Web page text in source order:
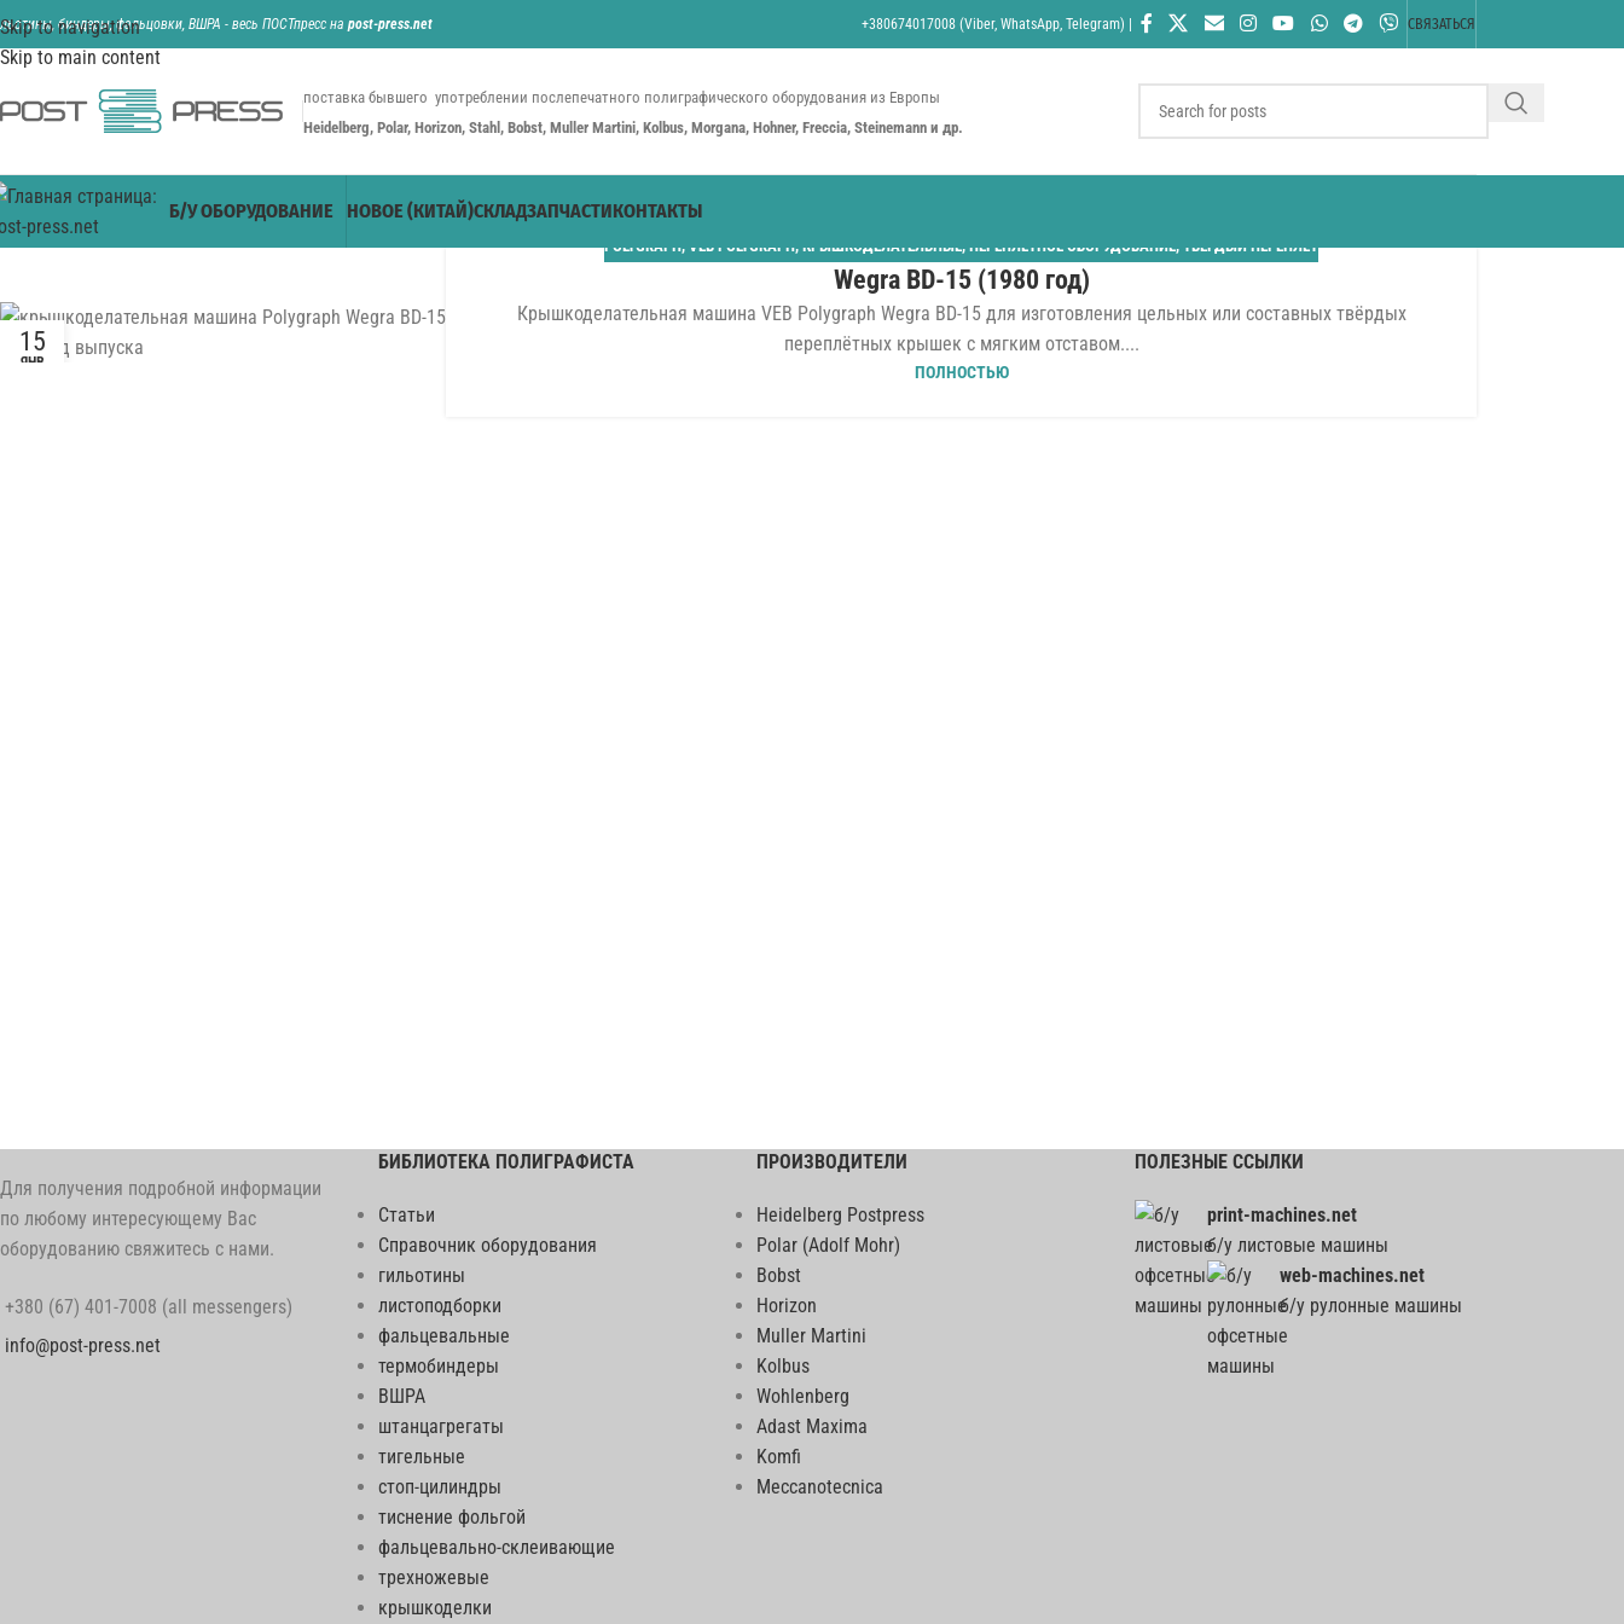
Skip to navigation
Skip to main content
биндеры, фальцовки, ВШРА - весь ПОСТпресс на post-press.net +380674017008 (Viber, WhatsApp, Telegram) | СВЯЗАТЬСЯ
поставка бывшего употреблении послепечатного полиграфического оборудования из Европы
Heidelberg, Polar, Horizon, Stahl, Bobst, Muller Martini, Kolbus, Morgana, Hohner, Freccia, Steinemann и др.
Б/У ОБОРУДОВАНИЕ НОВОЕ (КИТАЙ)СКЛАДЗАПЧАСТИКОНТАКТЫ
15
ЯНВ
POLYGRAPH, VEB POLYGRAPH,КРЫШКОДЕЛАТЕЛЬНЫЕ,ПЕРЕПЛЁТНОЕ ОБОРУДОВАНИЕ, ТВЁРДЫЙ ПЕРЕПЛЁТ
Wegra BD-15 (1980 год)
Крышкоделательная машина VEB Polygraph Wegra BD-15 для изготовления цельных или составных твёрдых
переплётных крышек с мягким отставом....
ПОЛНОСТЬЮ
Для получения подробной информации
по любому интересующему Вас
оборудованию свяжитесь с нами.
+380 (67) 401-7008 (all messengers)
info@post-press.net
БИБЛИОТЕКА ПОЛИГРАФИСТА
Статьи
Справочник оборудования
гильотины
листоподборки
фальцевальные
термобиндеры
ВШРА
штанцагрегаты
тигельные
стоп-цилиндры
тиснение фольгой
фальцевально-склеивающие
трехножевые
крышкоделки
ПРОИЗВОДИТЕЛИ
Heidelberg Postpress
Polar (Adolf Mohr)
Bobst
Horizon
Muller Martini
Kolbus
Wohlenberg
Adast Maxima
Komfi
Meccanotecnica
ПОЛЕЗНЫЕ ССЫЛКИ
print-machines.net
б/у листовые машины
web-machines.net
б/у рулонные машины